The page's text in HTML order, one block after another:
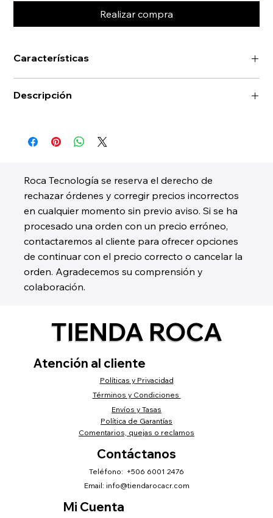
Roca Tecnología se reserva el derecho de
rechazar órdenes y corregir precios incorrectos
en cualquier momento sin previo aviso. Si se ha
procesado una orden con un precio erróneo,
contactaremos al cliente para ofrecer opciones
de continuar con el precio correcto o cancelar la
orden. Agradecemos su comprensión y
colaboración.
Realizar compra
Características
Descripción
TIENDA ROCA
Atención al cliente
Políticas y Privacidad
Términos y Condiciones
Envíos y Tasas
Política de Garantías
Comentarios, quejas o reclamos
Mi Cuenta
Contáctanos
Teléfono: +506 6001 2476
Email: info@tiendarocacr.com